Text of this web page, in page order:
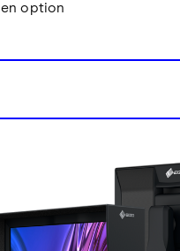
en option